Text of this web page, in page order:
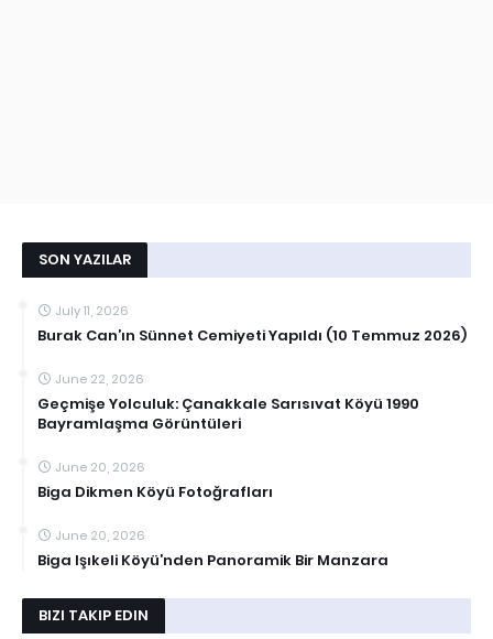
SON YAZILAR
July 11, 2026
Burak Can’ın Sünnet Cemiyeti Yapıldı (10 Temmuz 2026)
June 22, 2026
Geçmişe Yolculuk: Çanakkale Sarısıvat Köyü 1990
Bayramlaşma Görüntüleri
June 20, 2026
Biga Dikmen Köyü Fotoğrafları
June 20, 2026
Biga Işıkeli Köyü’nden Panoramik Bir Manzara
BIZI TAKIP EDIN